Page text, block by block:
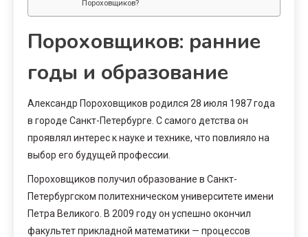
Пороховщиков?
Пороховщиков: ранние
годы и образование
Александр Пороховщиков родился 28 июля 1987 года
в городе Санкт-Петербурге. С самого детства он
проявлял интерес к науке и технике, что повлияло на
выбор его будущей профессии.
Пороховщиков получил образование в Санкт-
Петербургском политехническом университете имени
Петра Великого. В 2009 году он успешно окончил
факультет прикладной математики — процессов